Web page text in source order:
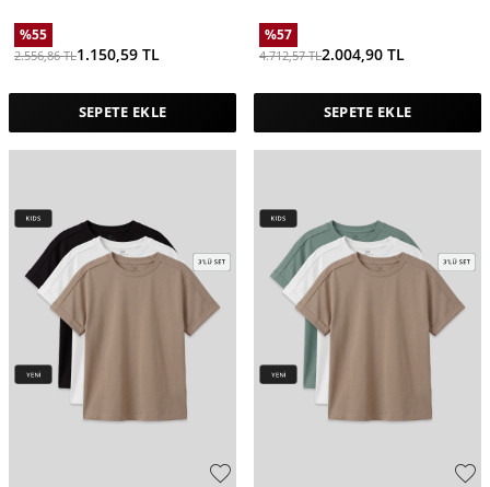
%55
2.556,86TL1.150,59 TL
SEPETE EKLE
%57
4.712,57TL2.004,90 TL
SEPETE EKLE